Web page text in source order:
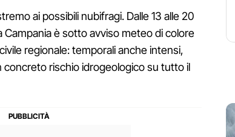
ai possibili nubifragi. Dalle 13 alle 20
Campania è sotto avviso meteo di colore
regionale: temporali anche intensi,
rischio idrogeologico su tutto il